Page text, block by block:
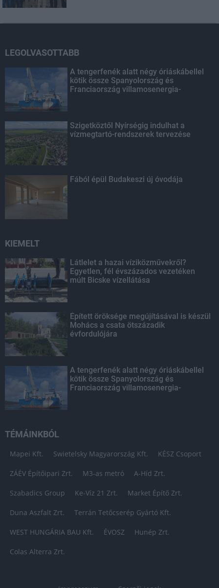
LEGOLVASOTTABB
A tengerfenék alatt négy óriáskábellel
kötik össze Spanyolország és
Franciaország villamosenergia-
Szigetköztől Nyírségig indulhat a
vízmegtartó-rendszerek tervezése
Fából épül Budakeszi új óvodája
KIEMELT
Látlelet a hazai víziközművekről?
Egyetlen, fél évszázados vezetéken
múlt Bicske vízellátása
Épített öröksége megújításával is készül
Mohács a csata ötszázadik
évfordulójára
A tengerfenék alatt négy óriáskábellel
kötik össze Spanyolország és
Franciaország villamosenergia-
TÉMÁINKBÓL
Mapei Kft. Swietelsky Magyarország Kft. KÉSZ Csoport
ZÁÉV Építőipari Zrt. M3-as metró A-Híd Zrt.
Szabadics Group Ke-Víz 21 Zrt. Market Építő Zrt.
Duna Aszfalt Zrt. Terrán Tetőcserép Gyártó Kft.
WEST HUNGÁRIA BAU Kft. ÉVOSZ Hunép Zrt.
Colas Alterra Zrt.